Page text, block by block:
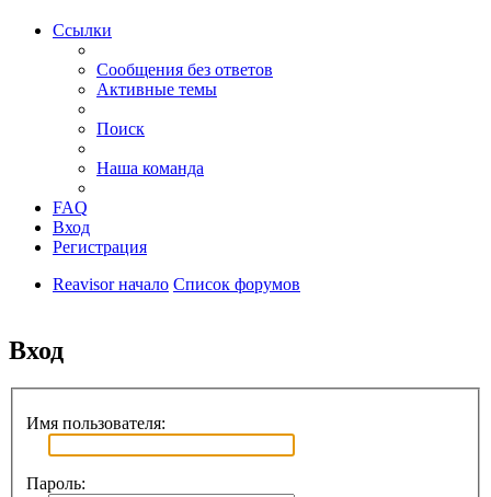
Ссылки
Сообщения без ответов
Активные темы
Поиск
Наша команда
FAQ
Вход
Регистрация
Reavisor начало Список форумов
Вход
Имя пользователя:
Пароль: